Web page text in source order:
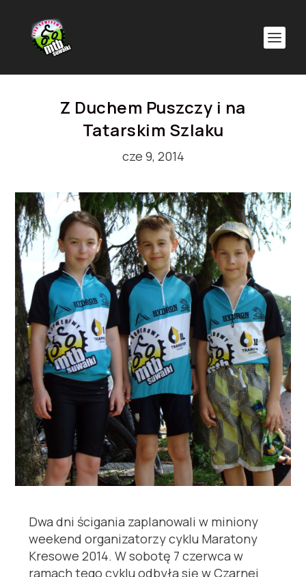
Z Duchem Puszczy i na
Tatarskim Szlaku
cze 9, 2014
Dwa dni ścigania zaplanowali w miniony
weekend organizatorzy cyklu Maratony
Kresowe 2014. W sobotę 7 czerwca w
ramach tego cyklu odbyła się w Czarnej